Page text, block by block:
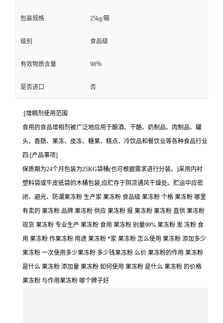
包装规格 25kg/箱
级别 食品级
有效物质含量 98％
是否进口 否
:[增稠剂使用范围
食用的食品增相剂被广泛地应用于酿酒、干酪、奶制品、肉制品、罐
头、香肠、果冻、皮冻、糖果、糕点、冷饮品和餐饮业等各种食品行业
四:[产品事项]
保质期为24个月包装为25KG袋桶(也可根据需求进行分装。)采用内衬
塑料袋或牛皮纸袋的木桶包装,应贮存于阴凉通风干燥处。贮运中应密
闭、避光、防潮果冻粉 生产家 果冻粉 食品级 果冻粉 个格 果冻粉 哪里
有卖的 果冻粉 品牌 果冻粉 供应 果冻粉 报 果冻粉 果冻粉 直供 果冻粉
现货 果冻粉 专业生产 果冻粉 食用 果冻粉 别量99% 果冻粉 发 冻粉 食
用 果冻粉 作果冻粉 用途 果冻粉 *家 果冻粉 怎么使用 果冻粉 添加多少
果冻粉 一次使用多少果冻粉 多少钱果冻粉 么价 果冻粉的作用 果冻粉
是什么 果冻粉 添加量 果冻粉 如何使用 果冻粉 是什么 果冻粉 的价格
果冻粉 与作用果冻粉 哪个牌子好